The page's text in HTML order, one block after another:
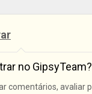
no GipsyTeam?
comentários, avaliar